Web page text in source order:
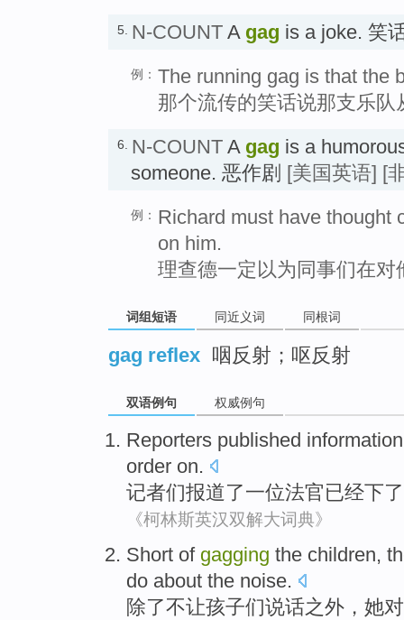
5. N-COUNT A gag is a joke. 笑
例： The running gag is that the
那个流传的笑话说那支乐队
6. N-COUNT A gag is a
someone. 恶作剧 [美国英语] [
例： Richard must have thought
on him.
理查德一定以为同事们在对
词组短语 同近义词 同根词
gag reflex 咽反射；呕反射
双语例句 权威例句
Reporters published
order on.
记者们报道了一位法官已经下
《柯林斯英汉双解大词典》
Short of gagging the children,
do about the noise.
除了不让孩子们说话之外， 她对